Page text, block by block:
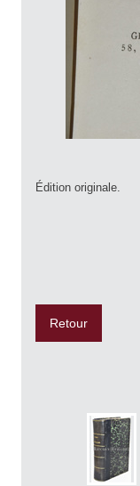
Édition originale.
Retour